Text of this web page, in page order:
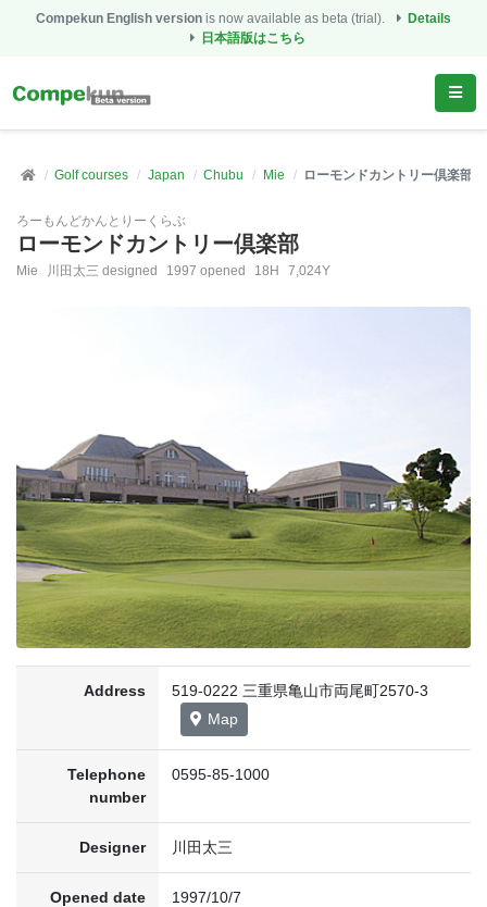
Compekun English version is now available as beta (trial).
Details
日本語版はこちら
Golf courses Japan Chubu Mie ローモンドカントリー倶楽部
ろーもんどかんとりーくらぶ
ローモンドカントリー倶楽部
Mie 川田太三 designed 1997 opened 18H 7,024Y
Address
519-0222 三重県亀山市両尾町2570-3
Map
Telephone
number
0595-85-1000
Designer 川田太三
Opened date 1997/10/7